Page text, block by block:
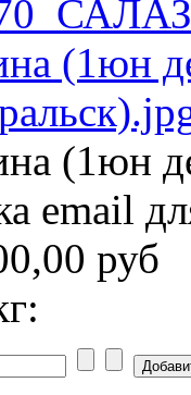
(1юн
email
руб